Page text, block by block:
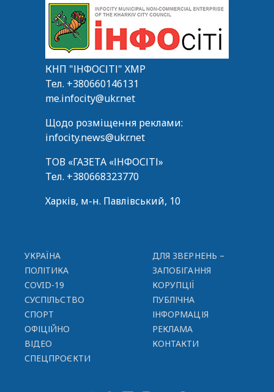
КНП "ІНФОСІТІ" ХМР
Тел. +380660146131
me.infocity@ukr.net
Щодо розміщення реклами:
infocity.news@ukr.net
ТОВ «ГАЗЕТА «ІНФОСІТІ»
Тел. +380668323770
Харків, м-н. Павлівський, 10
УКРАЇНА
ПОЛІТИКА
COVID-19
СУСПІЛЬСТВО
СПОРТ
ОФІЦІЙНО
ВІДЕО
СПЕЦПРОЄКТИ
ДЛЯ ЗВЕРНЕНЬ –
ЗАПОБІГАННЯ
КОРУПЦІЇ
ПУБЛІЧНА
ІНФОРМАЦІЯ
РЕКЛАМА
КОНТАКТИ